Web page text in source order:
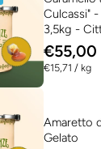
Culcassi"
3,5kg -
€55,00
€15,71 / per
kg
Amaretto
Gelato